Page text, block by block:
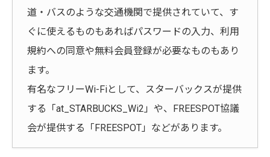
道・バスのような交通機関で提供されていて、す
ぐに使えるものもあればパスワードの入力、利用
規約への同意や無料会員登録が必要なものもあり
ます。
有名なフリーWi-Fiとして、スターバックスが提供
する「at_STARBUCKS_Wi2」や、FREESPOT協議
会が提供する「FREESPOT」などがあります。